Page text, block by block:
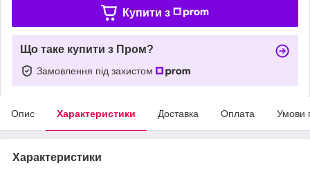
Купити з
Що таке купити з Пром?
Замовлення під захистом
Опис Характеристики Доставка Оплата Умови
Характеристики